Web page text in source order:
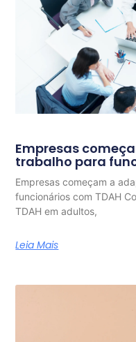
Empresas
trabalho para
Empresas começam a
funcionários com TDAH
TDAH em adultos,
Leia Mais